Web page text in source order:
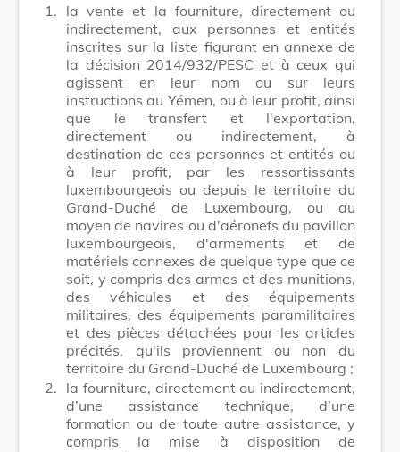
1. la vente et la fourniture, directement ou
indirectement, aux personnes et entités
inscrites sur la liste figurant en annexe de
la décision 2014/932/PESC et à ceux qui
agissent en leur nom ou sur leurs
instructions au Yémen, ou à leur profit, ainsi
que le transfert et l'exportation,
directement ou indirectement, à
destination de ces personnes et entités ou
à leur profit, par les ressortissants
luxembourgeois ou depuis le territoire du
Grand-Duché de Luxembourg, ou au
moyen de navires ou d'aéronefs du pavillon
luxembourgeois, d'armements et de
matériels connexes de quelque type que ce
soit, y compris des armes et des munitions,
des véhicules et des équipements
militaires, des équipements paramilitaires
et des pièces détachées pour les articles
précités, qu'ils proviennent ou non du
territoire du Grand-Duché de Luxembourg ;
2. la fourniture, directement ou indirectement,
d’une assistance technique, d’une
formation ou de toute autre assistance, y
compris la mise à disposition de